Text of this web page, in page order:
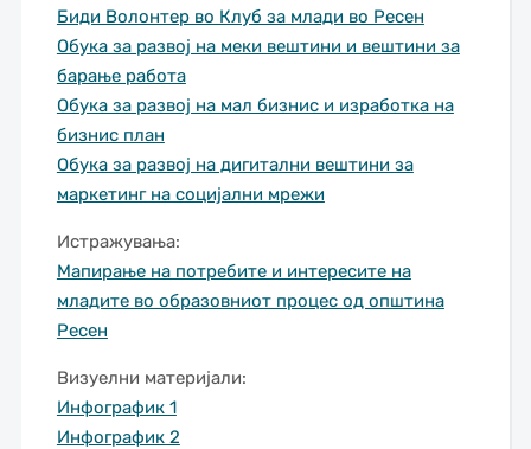
Биди Волонтер во Клуб за млади во Ресен
Обука за развој на меки вештини и вештини за
барање работа
Обука за развој на мал бизнис и изработка на
бизнис план
Обука за развој на дигитални вештини за
маркетинг на социјални мрежи
Истражувања:
Мапирање на потребите и интересите на
младите во образовниот процес од општина
Ресен
Визуелни материјали:
Инфографик 1
Инфографик 2